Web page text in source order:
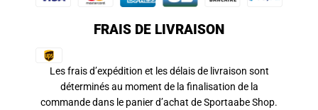
FRAIS DE LIVRAISON
Les frais d’expédition et les délais de livraison sont
déterminés au moment de la finalisation de la
commande dans le panier d’achat de Sportaabe Shop.